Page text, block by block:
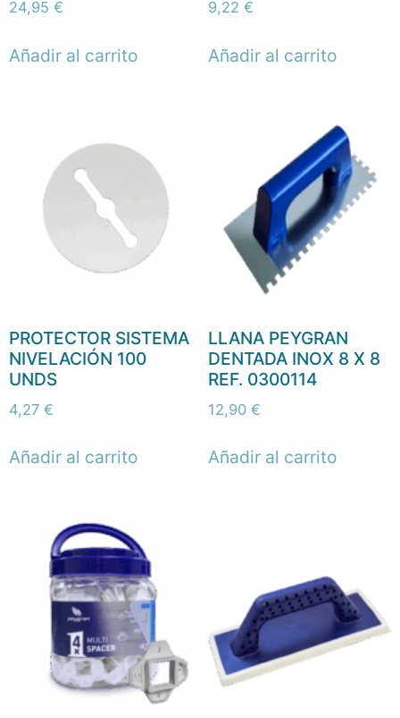
24,95 €
Añadir al carrito
9,22 €
Añadir al carrito
PROTECTOR SISTEMA
NIVELACIÓN 100
UNDS
4,27 €
Añadir al carrito
LLANA PEYGRAN
DENTADA INOX 8 X 8
REF. 0300114
12,90 €
Añadir al carrito